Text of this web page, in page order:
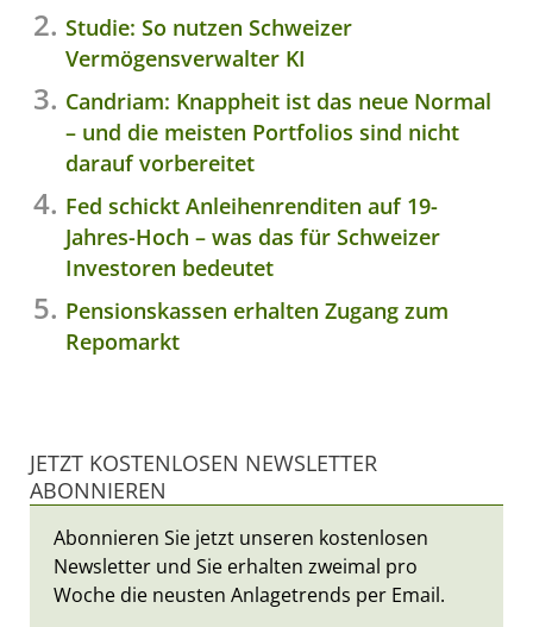
Studie: So nutzen Schweizer
Vermögensverwalter KI
Candriam: Knappheit ist das neue Normal
– und die meisten Portfolios sind nicht
darauf vorbereitet
Fed schickt Anleihenrenditen auf 19-
Jahres-Hoch – was das für Schweizer
Investoren bedeutet
Pensionskassen erhalten Zugang zum
Repomarkt
JETZT KOSTENLOSEN NEWSLETTER
ABONNIEREN
Abonnieren Sie jetzt unseren kostenlosen
Newsletter und Sie erhalten zweimal pro
Woche die neusten Anlagetrends per Email.